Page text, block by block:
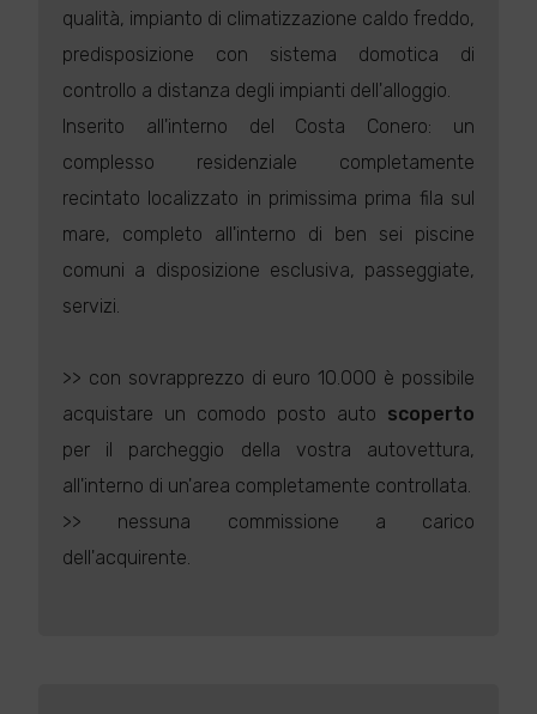
qualità, impianto di climatizzazione caldo freddo,
predisposizione con sistema domotica di
controllo a distanza degli impianti dell'alloggio.
Inserito all'interno del Costa Conero: un
complesso residenziale completamente
recintato localizzato in primissima prima fila sul
mare, completo all'interno di ben sei piscine
comuni a disposizione esclusiva, passeggiate,
servizi.
>> con sovrapprezzo di euro 10.000 è possibile
acquistare un comodo posto auto scoperto
per il parcheggio della vostra autovettura,
all'interno di un'area completamente controllata.
>> nessuna commissione a carico
dell'acquirente.